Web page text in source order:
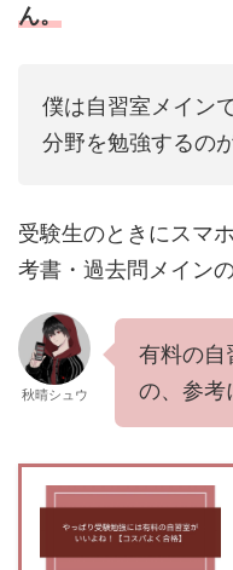
ん。
僕は自習室メイン
分野を勉強するの
受験生のときにスマ
考書・過去問メイン
秋晴シュウ
有料の自
の、参考